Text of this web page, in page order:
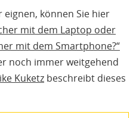
können Sie hier
mit dem Laptop oder
mit dem Smartphone?“
noch immer weitgehend
Kuketz beschreibt dieses